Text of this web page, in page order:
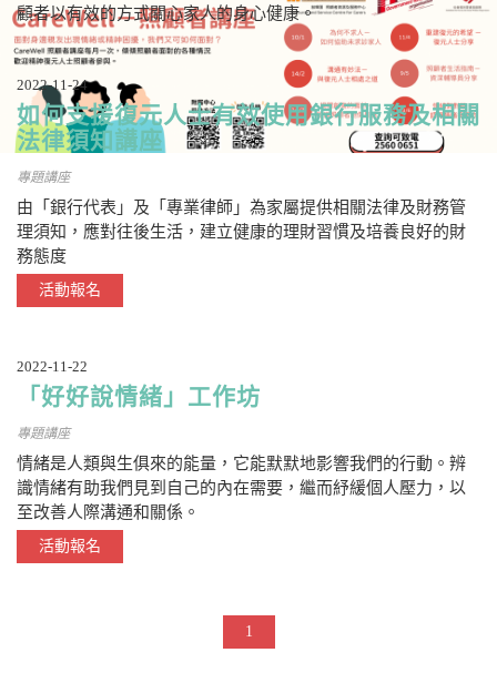
顧者以有效的方式關心家人的身心健康。
2022-11-24
如何支援復元人士有效使用銀行服務及相關
法律須知講座
專題講座
由「銀行代表」及「專業律師」為家屬提供相關法律及財務管
理須知，應對往後生活，建立健康的理財習慣及培養良好的財
務態度
活動報名
2022-11-22
「好好說情緒」工作坊
專題講座
情緒是人類與生俱來的能量，它能默默地影響我們的行動。辨
識情緒有助我們見到自己的內在需要，繼而紓緩個人壓力，以
至改善人際溝通和關係。
活動報名
1